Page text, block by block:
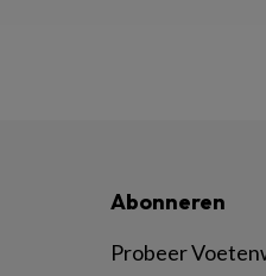
Abonneren
Probeer